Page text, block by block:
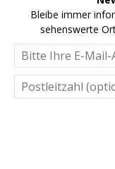
Bleibe immer
sehenswerte